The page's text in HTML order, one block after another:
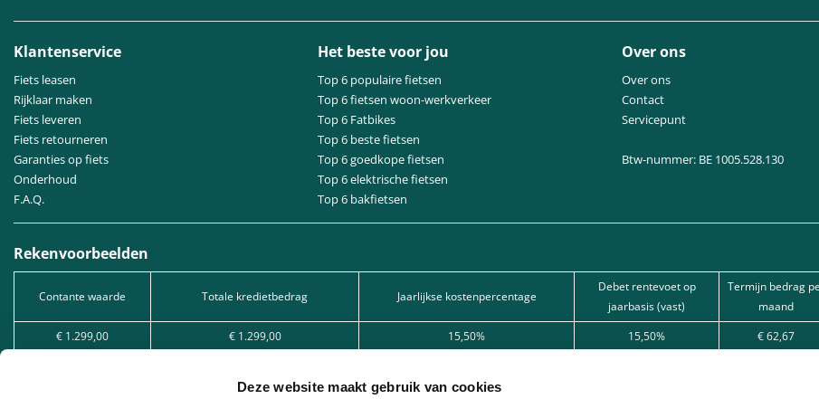
Deze website maakt gebruik van cookies
Klantenservice
Fiets leasen
Rijklaar maken
Fiets leveren
Fiets retourneren
Garanties op fiets
Onderhoud
F.A.Q.
Het beste voor jou
Top 6 populaire fietsen
Top 6 fietsen woon-werkverkeer
Top 6 Fatbikes
Top 6 beste fietsen
Top 6 goedkope fietsen
Top 6 elektrische fietsen
Top 6 bakfietsen
Over ons
Over ons
Contact
Servicepunt
Btw-nummer: BE 1005.528.130
Rekenvoorbeelden
Contante waarde Totale kredietbedrag Jaarlijkse kostenpercentage
Debet rentevoet op
jaarbasis (vast)
Termijn bedrag
maand
€ 1.299,00
€ 1.299,00 15,50% 15,50% € 62,67
€ 5.049,00 12%